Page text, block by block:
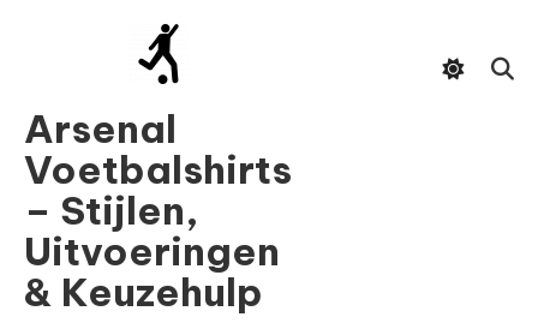
Arsenal
Voetbalshirts
– Stijlen,
Uitvoeringen
& Keuzehulp